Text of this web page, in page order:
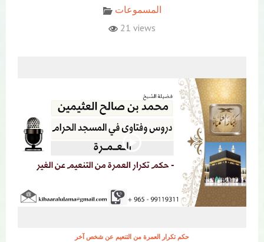
المسموعات
21 views
حكم تكرار العمرة من التنعيم عن شخص آخر